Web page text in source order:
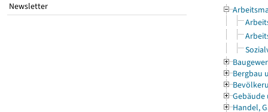
Newsletter
Bergbau
Gebäude
Handel,